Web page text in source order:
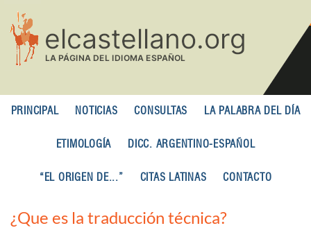
contenido
principal
PRINCIPAL NOTICIAS CONSULTAS LA PALABRA DEL DÍA
ETIMOLOGÍA DICC. ARGENTINO-ESPAÑOL
“EL ORIGEN DE...” CITAS LATINAS CONTACTO
¿Que es la traducción técnica?